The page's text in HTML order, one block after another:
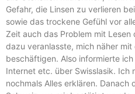
Gefahr, die Linsen zu verlieren
sowie das trockene Gefühl vor
Zeit auch das Problem mit
dazu veranlasste, mich näher
beschäftigen. Also informierte
Internet etc. über Swisslasik. Ich
nochmals Alles erklären. Danach